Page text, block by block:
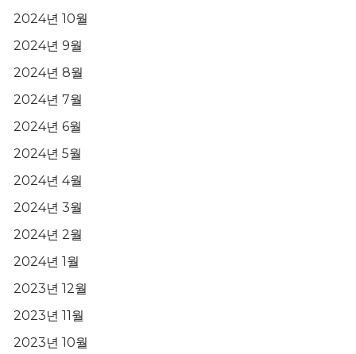
2024년 10월
2024년 9월
2024년 8월
2024년 7월
2024년 6월
2024년 5월
2024년 4월
2024년 3월
2024년 2월
2024년 1월
2023년 12월
2023년 11월
2023년 10월